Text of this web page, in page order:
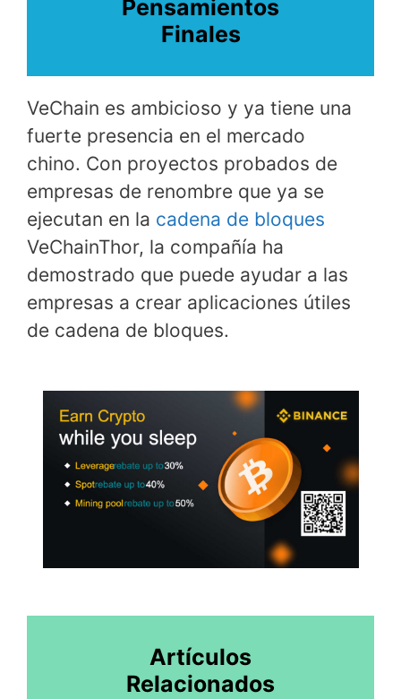
Pensamientos
Finales
VeChain es ambicioso y ya tiene una
fuerte presencia en el mercado
chino. Con proyectos probados de
empresas de renombre que ya se
ejecutan en la cadena de bloques
VeChainThor, la compañía ha
demostrado que puede ayudar a las
empresas a crear aplicaciones útiles
de cadena de bloques.
Artículos
Relacionados